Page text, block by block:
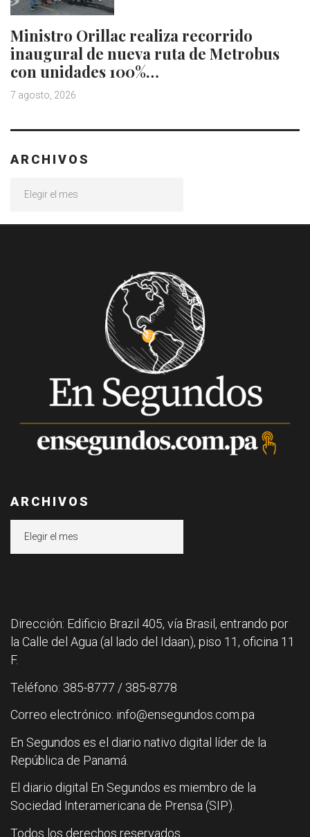
Ministro Orillac realiza recorrido
inaugural de nueva ruta de Metrobus
con unidades 100%…
7 agosto, 2026
ARCHIVOS
ARCHIVOS
Dirección: Edificio Brazil 405, vía Brasil, entrando por
la Calle del Agua (al lado del Idaan), piso 11, oficina 11
F.
Teléfono: 385-8777 / 385-8778
Correo electrónico: info@ensegundos.com.pa
En Segundos es el diario nativo digital líder de la
República de Panamá.
El diario digital En Segundos es miembro de la
Sociedad Interamericana de Prensa (SIP).
Todos los derechos reservados.